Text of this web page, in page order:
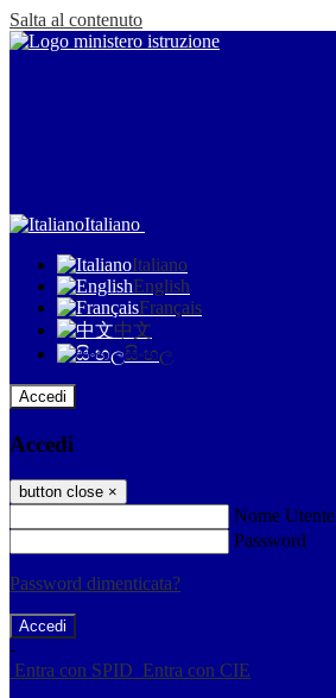
Salta al contenuto
Italiano
Italiano
English
Français
中文
සිංහල
Accedi
Accedi
button close ×
Nome Utente
Password
Password dimenticata?
-
Entra con SPID Entra con CIE